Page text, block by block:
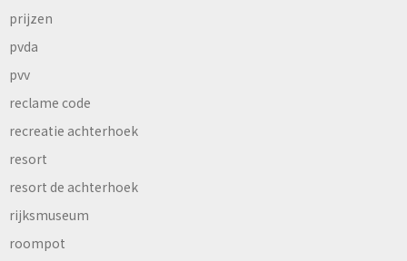
prijzen
pvda
pvv
reclame code
recreatie achterhoek
resort
resort de achterhoek
rijksmuseum
roompot